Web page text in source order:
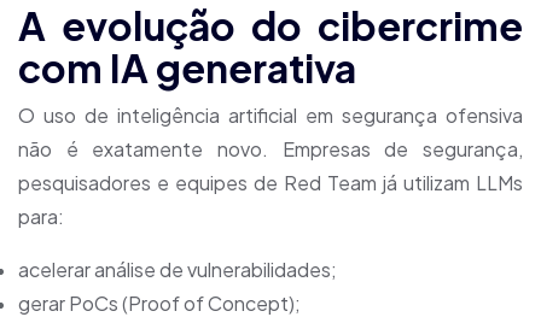
A evolução do cibercrime
com IA generativa
O uso de inteligência artificial em segurança ofensiva
não é exatamente novo. Empresas de segurança,
pesquisadores e equipes de Red Team já utilizam LLMs
para:
acelerar análise de vulnerabilidades;
gerar PoCs (Proof of Concept);